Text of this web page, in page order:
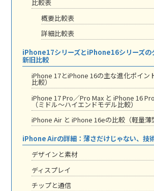
比較表
概要比較表
詳細比較表
iPhone17シリーズとiPhone16シリーズの
新旧比較
iPhone 17とiPhone 16の主な進化ポイン
比較）
iPhone 17 Pro／Pro Max と iPhone 16
（ミドル〜ハイエンドモデル比較）
iPhone Air と iPhone 16eの比較（軽量薄
iPhone Airの詳細：薄さだけじゃない、技
デザインと素材
ディスプレイ
チップと通信